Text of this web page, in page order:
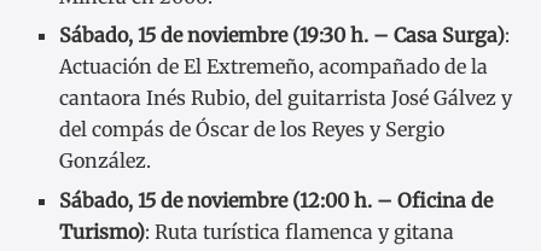
Sábado, 15 de noviembre (19:30 h. – Casa Surga):
Actuación de El Extremeño, acompañado de la
cantaora Inés Rubio, del guitarrista José Gálvez y
del compás de Óscar de los Reyes y Sergio
González.
Sábado, 15 de noviembre (12:00 h. – Oficina de
Turismo): Ruta turística flamenca y gitana